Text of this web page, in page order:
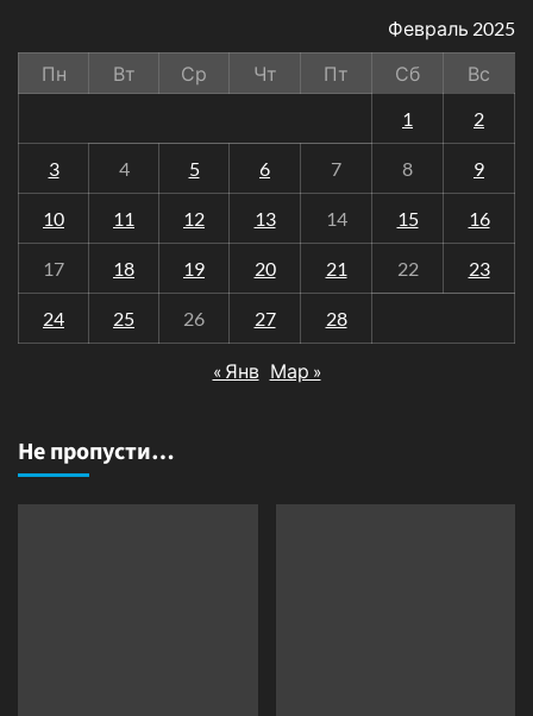
Февраль 2025
Пн
Вт Ср Чт Пт Сб
Вс
1
2
3 4 5 6 7 8 9
10 11 12 13 14 15 16
17 18 19 20 21 22 23
24 25 26 27 28
« Янв Мар »
Не пропусти…